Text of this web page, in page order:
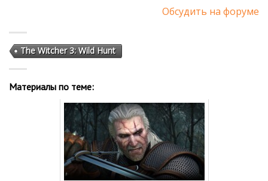
Обсудить на форуме
The Witcher 3: Wild Hunt
Материалы по теме: